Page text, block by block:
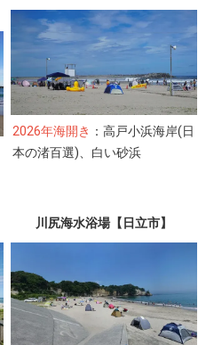
2026年海開き ：高戸小浜海岸(日
本の渚百選)、白い砂浜
川尻海水浴場【日立市】